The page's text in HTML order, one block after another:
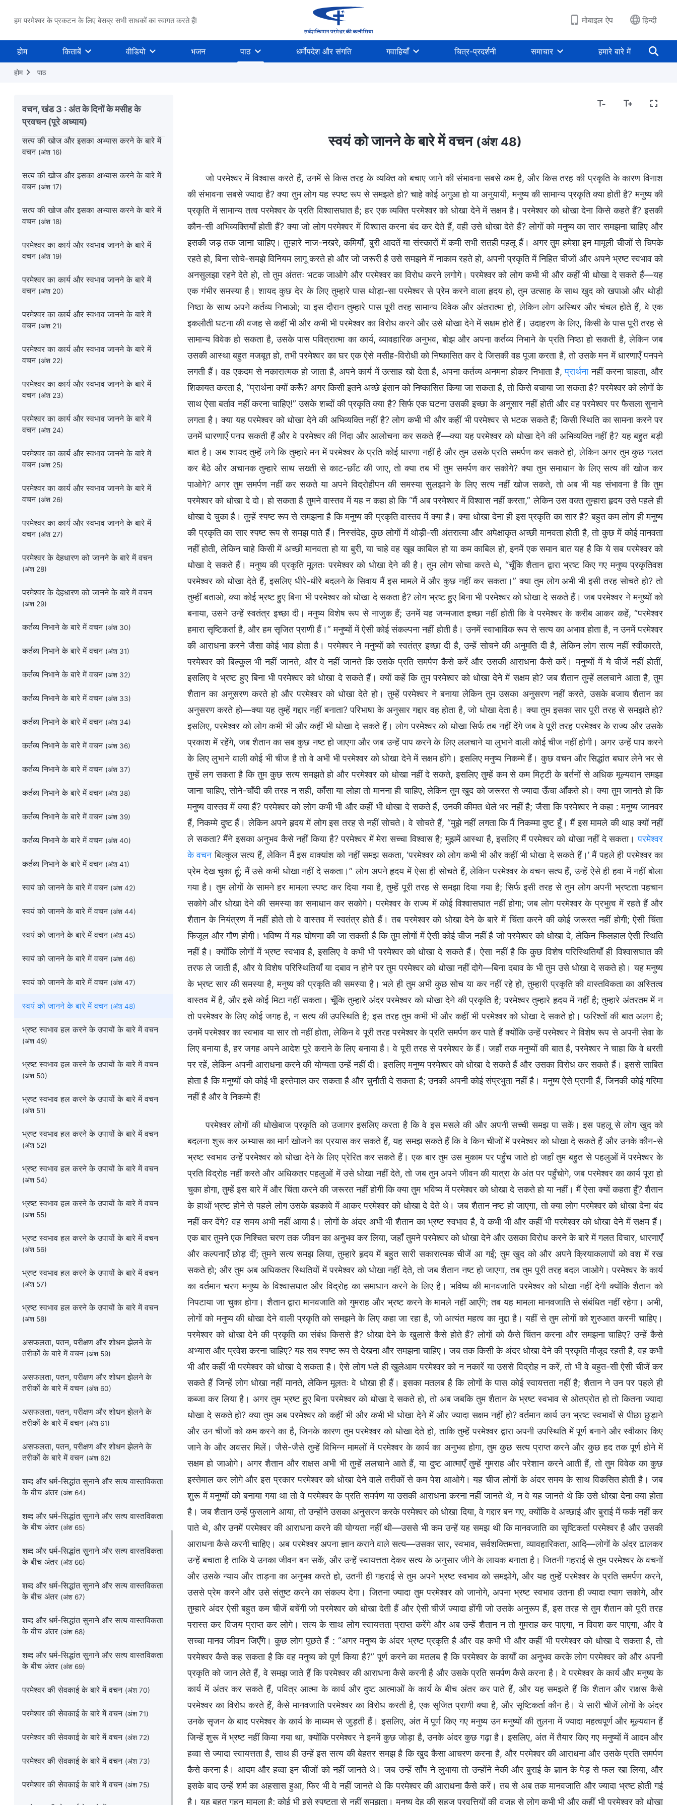
हम परमेश्वर के प्रकटन के लिए बेसब्र सभी साधकों का स्वागत करते हैं! मोबाइल ऐप हिन्दी
होम किताबें वीडियो भजन पाठ धर्मोपदेश और संगति गवाहियाँ चित्र-प्रदर्शनी समाचार हमारे बारे में
होम पाठ
वचन, खंड 3 : अंत के दिनों के मसीह के
प्रवचन (पूरे अध्याय)
वचन
(अंश 13)
सत्य की खोज और इसका अभ्यास करने के बारे में
सत्य की खोज और इसका अभ्यास करने के बारे में
वचन(अंश 15)
सत्य की खोज और इसका अभ्यास करने के बारे में
वचन (अंश 16)
सत्य की खोज और इसका अभ्यास करने के बारे में
वचन (अंश 17)
सत्य की खोज और इसका अभ्यास करने के बारे में
वचन (अंश 18)
परमेश्वर का कार्य और स्वभाव जानने के बारे में
वचन (अंश 19)
परमेश्वर का कार्य और स्वभाव जानने के बारे में
वचन (अंश 20)
परमेश्वर का कार्य और स्वभाव जानने के बारे में
वचन (अंश 21)
परमेश्वर का कार्य और स्वभाव जानने के बारे में
वचन (अंश 22)
परमेश्वर का कार्य और स्वभाव जानने के बारे में
वचन (अंश 23)
परमेश्वर का कार्य और स्वभाव जानने के बारे में
वचन (अंश 24)
परमेश्वर का कार्य और स्वभाव जानने के बारे में
वचन (अंश 25)
परमेश्वर का कार्य और स्वभाव जानने के बारे में
वचन (अंश 26)
परमेश्वर का कार्य और स्वभाव जानने के बारे में
वचन (अंश 27)
परमेश्वर के देहधारण को जानने के बारे में वचन
(अंश 28)
परमेश्वर के देहधारण को जानने के बारे में वचन
(अंश 29)
कर्तव्य निभाने के बारे में वचन (अंश 30)
कर्तव्य निभाने के बारे में वचन (अंश 31)
कर्तव्य निभाने के बारे में वचन (अंश 32)
कर्तव्य निभाने के बारे में वचन (अंश 33)
कर्तव्य निभाने के बारे में वचन (अंश 34)
कर्तव्य निभाने के बारे में वचन (अंश 36)
कर्तव्य निभाने के बारे में वचन (अंश 37)
कर्तव्य निभाने के बारे में वचन (अंश 38)
कर्तव्य निभाने के बारे में वचन (अंश 39)
कर्तव्य निभाने के बारे में वचन (अंश 40)
कर्तव्य निभाने के बारे में वचन (अंश 41)
स्वयं को जानने के बारे में वचन (अंश 42)
स्वयं को जानने के बारे में वचन (अंश 44)
स्वयं को जानने के बारे में वचन (अंश 45)
स्वयं को जानने के बारे में वचन (अंश 46)
स्वयं को जानने के बारे में वचन (अंश 47)
स्वयं को जानने के बारे में वचन (अंश 48)
भ्रष्ट स्वभाव हल करने के उपायों के बारे में वचन
(अंश 49)
भ्रष्ट स्वभाव हल करने के उपायों के बारे में वचन
(अंश 50)
भ्रष्ट स्वभाव हल करने के उपायों के बारे में वचन
(अंश 51)
भ्रष्ट स्वभाव हल करने के उपायों के बारे में वचन
(अंश 52)
भ्रष्ट स्वभाव हल करने के उपायों के बारे में वचन
(अंश 54)
भ्रष्ट स्वभाव हल करने के उपायों के बारे में वचन
(अंश 55)
भ्रष्ट स्वभाव हल करने के उपायों के बारे में वचन
(अंश 56)
भ्रष्ट स्वभाव हल करने के उपायों के बारे में वचन
(अंश 57)
भ्रष्ट स्वभाव हल करने के उपायों के बारे में वचन
(अंश 58)
असफलता, पतन, परीक्षण और शोधन झेलने के
तरीकों के बारे में वचन (अंश 59)
असफलता, पतन, परीक्षण और शोधन झेलने के
तरीकों के बारे में वचन (अंश 60)
असफलता, पतन, परीक्षण और शोधन झेलने के
तरीकों के बारे में वचन (अंश 61)
असफलता, पतन, परीक्षण और शोधन झेलने के
तरीकों के बारे में वचन (अंश 62)
शब्द और धर्म-सिद्धांत सुनाने और सत्य वास्तविकता
के बीच अंतर (अंश 64)
शब्द और धर्म-सिद्धांत सुनाने और सत्य वास्तविकता
के बीच अंतर (अंश 65)
शब्द और धर्म-सिद्धांत सुनाने और सत्य वास्तविकता
के बीच अंतर (अंश 66)
शब्द और धर्म-सिद्धांत सुनाने और सत्य वास्तविकता
के बीच अंतर (अंश 67)
शब्द और धर्म-सिद्धांत सुनाने और सत्य वास्तविकता
के बीच अंतर (अंश 68)
शब्द और धर्म-सिद्धांत सुनाने और सत्य वास्तविकता
के बीच अंतर (अंश 69)
परमेश्वर की सेवकाई के बारे में वचन (अंश 70)
परमेश्वर की सेवकाई के बारे में वचन (अंश 71)
परमेश्वर की सेवकाई के बारे में वचन (अंश 72)
परमेश्वर की सेवकाई के बारे में वचन (अंश 73)
परमेश्वर की सेवकाई के बारे में वचन (अंश 75)
स्वयं को जानने के बारे में वचन (अंश 48)
जो परमेश्वर में विश्वास करते हैं, उनमें से किस तरह के व्यक्ति को बचाए जाने की संभावना सबसे कम है, और किस तरह की प्रकृति के कारण विनाश
की संभावना सबसे ज्यादा है? क्या तुम लोग यह स्पष्ट रूप से समझते हो? चाहे कोई अगुआ हो या अनुयायी, मनुष्य की सामान्य प्रकृति क्या होती है? मनुष्य की
प्रकृति में सामान्य तत्व परमेश्वर के प्रति विश्वासघात है; हर एक व्यक्ति परमेश्वर को धोखा देने में सक्षम है। परमेश्वर को धोखा देना किसे कहते हैं? इसकी
कौन-सी अभिव्यक्तियाँ होती हैं? क्या जो लोग परमेश्वर में विश्वास करना बंद कर देते हैं, वही उसे धोखा देते हैं? लोगों को मनुष्य का सार समझना चाहिए और
इसकी जड़ तक जाना चाहिए। तुम्हारे नाज-नखरे, कमियाँ, बुरी आदतें या संस्कारों में कमी सभी सतही पहलू हैं। अगर तुम हमेशा इन मामूली चीजों से चिपके
रहते हो, बिना सोचे-समझे विनियम लागू करते हो और जो जरूरी है उसे समझने में नाकाम रहते हो, अपनी प्रकृति में निहित चीजों और अपने भ्रष्ट स्वभाव को
अनसुलझा रहने देते हो, तो तुम अंततः भटक जाओगे और परमेश्वर का विरोध करने लगोगे। परमेश्वर को लोग कभी भी और कहीं भी धोखा दे सकते हैं—यह
एक गंभीर समस्या है। शायद कुछ देर के लिए तुम्हारे पास थोड़ा-सा परमेश्वर से प्रेम करने वाला हृदय हो, तुम उत्साह के साथ खुद को खपाओ और थोड़ी
निष्ठा के साथ अपने कर्तव्य निभाओ; या इस दौरान तुम्हारे पास पूरी तरह सामान्य विवेक और अंतरात्मा हो, लेकिन लोग अस्थिर और चंचल होते हैं, वे एक
इकलौती घटना की वजह से कहीं भी और कभी भी परमेश्वर का विरोध करने और उसे धोखा देने में सक्षम होते हैं। उदाहरण के लिए, किसी के पास पूरी तरह से
सामान्य विवेक हो सकता है, उसके पास पवित्रात्मा का कार्य, व्यावहारिक अनुभव, बोझ और अपना कर्तव्य निभाने के प्रति निष्ठा हो सकती है, लेकिन जब
उसकी आस्था बहुत मजबूत हो, तभी परमेश्वर का घर एक ऐसे मसीह-विरोधी को निष्कासित कर दे जिसकी वह पूजा करता है, तो उसके मन में धारणाएँ पनपने
लगती हैं। वह एकदम से नकारात्मक हो जाता है, अपने कार्य में उत्साह खो देता है, अपना कर्तव्य अनमना होकर निभाता है,प्रार्थनानहीं करना चाहता, और
शिकायत करता है, “प्रार्थना क्यों करूँ? अगर किसी इतने अच्छे इंसान को निष्कासित किया जा सकता है, तो किसे बचाया जा सकता है? परमेश्वर को लोगों के
साथ ऐसा बर्ताव नहीं करना चाहिए!” उसके शब्दों की प्रकृति क्या है? सिर्फ एक घटना उसकी इच्छा के अनुसार नहीं होती और वह परमेश्वर पर फैसला सुनाने
लगता है। क्या यह परमेश्वर को धोखा देने की अभिव्यक्ति नहीं है? लोग कभी भी और कहीं भी परमेश्वर से भटक सकते हैं; किसी स्थिति का सामना करने पर
उनमें धारणाएँ पनप सकती हैं और वे परमेश्वर की निंदा और आलोचना कर सकते हैं—क्या यह परमेश्वर को धोखा देने की अभिव्यक्ति नहीं है? यह बहुत बड़ी
बात है। अब शायद तुम्हें लगे कि तुम्हारे मन में परमेश्वर के प्रति कोई धारणा नहीं है और तुम उसके प्रति समर्पण कर सकते हो, लेकिन अगर तुम कुछ गलत
कर बैठे और अचानक तुम्हारे साथ सख्ती से काट-छाँट की जाए, तो क्या तब भी तुम समर्पण कर सकोगे? क्या तुम समाधान के लिए सत्य की खोज कर
पाओगे? अगर तुम समर्पण नहीं कर सकते या अपने विद्रोहीपन की समस्या सुलझाने के लिए सत्य नहीं खोज सकते, तो अब भी यह संभावना है कि तुम
परमेश्वर को धोखा दे दो। हो सकता है तुमने वास्तव में यह न कहा हो कि “मैं अब परमेश्वर में विश्वास नहीं करता,” लेकिन उस वक्त तुम्हारा हृदय उसे पहले ही
धोखा दे चुका है। तुम्हें स्पष्ट रूप से समझना है कि मनुष्य की प्रकृति वास्तव में क्या है। क्या धोखा देना ही इस प्रकृति का सार है? बहुत कम लोग ही मनुष्य
की प्रकृति का सार स्पष्ट रूप से समझ पाते हैं। निस्संदेह, कुछ लोगों में थोड़ी-सी अंतरात्मा और अपेक्षाकृत अच्छी मानवता होती है, तो कुछ में कोई मानवता
नहीं होती, लेकिन चाहे किसी में अच्छी मानवता हो या बुरी, या चाहे वह खूब काबिल हो या कम काबिल हो, इनमें एक समान बात यह है कि ये सब परमेश्वर को
धोखा दे सकते हैं। मनुष्य की प्रकृति मूलतः परमेश्वर को धोखा देने की है। तुम लोग सोचा करते थे, “चूँकि शैतान द्वारा भ्रष्ट किए गए मनुष्य प्रकृतिवश
परमेश्वर को धोखा देते हैं, इसलिए धीरे-धीरे बदलने के सिवाय मैं इस मामले में और कुछ नहीं कर सकता।” क्या तुम लोग अभी भी इसी तरह सोचते हो? तो
तुम्हीं बताओ, क्या कोई भ्रष्ट हुए बिना भी परमेश्वर को धोखा दे सकता है? लोग भ्रष्ट हुए बिना भी परमेश्वर को धोखा दे सकते हैं। जब परमेश्वर ने मनुष्यों को
बनाया, उसने उन्हें स्वतंत्र इच्छा दी। मनुष्य विशेष रूप से नाजुक हैं; उनमें यह जन्मजात इच्छा नहीं होती कि वे परमेश्वर के करीब आकर कहें, “परमेश्वर
हमारा सृष्टिकर्ता है, और हम सृजित प्राणी हैं।” मनुष्यों में ऐसी कोई संकल्पना नहीं होती है। उनमें स्वाभाविक रूप से सत्य का अभाव होता है, न उनमें परमेश्वर
की आराधना करने जैसा कोई भाव होता है। परमेश्वर ने मनुष्यों को स्वतंत्र इच्छा दी है, उन्हें सोचने की अनुमति दी है, लेकिन लोग सत्य नहीं स्वीकारते,
परमेश्वर को बिल्कुल भी नहीं जानते, और वे नहीं जानते कि उसके प्रति समर्पण कैसे करें और उसकी आराधना कैसे करें। मनुष्यों में ये चीजें नहीं होतीं,
इसलिए वे भ्रष्ट हुए बिना भी परमेश्वर को धोखा दे सकते हैं। क्यों कहें कि तुम परमेश्वर को धोखा देने में सक्षम हो? जब शैतान तुम्हें ललचाने आता है, तुम
शैतान का अनुसरण करते हो और परमेश्वर को धोखा देते हो। तुम्हें परमेश्वर ने बनाया लेकिन तुम उसका अनुसरण नहीं करते, उसके बजाय शैतान का
अनुसरण करते हो—क्या यह तुम्हें गद्दार नहीं बनाता? परिभाषा के अनुसार गद्दार वह होता है, जो धोखा देता है। क्या तुम इसका सार पूरी तरह से समझते हो?
इसलिए, परमेश्वर को लोग कभी भी और कहीं भी धोखा दे सकते हैं। लोग परमेश्वर को धोखा सिर्फ तब नहीं देंगे जब वे पूरी तरह परमेश्वर के राज्य और उसके
प्रकाश में रहेंगे, जब शैतान का सब कुछ नष्ट हो जाएगा और जब उन्हें पाप करने के लिए ललचाने या लुभाने वाली कोई चीज नहीं होगी। अगर उन्हें पाप करने
के लिए लुभाने वाली कोई भी चीज है तो वे अभी भी परमेश्वर को धोखा देने में सक्षम होंगे। इसलिए मनुष्य निकम्मे हैं। कुछ वचन और सिद्धांत बघार लेने भर से
तुम्हें लग सकता है कि तुम कुछ सत्य समझते हो और परमेश्वर को धोखा नहीं दे सकते, इसलिए तुम्हें कम से कम मिट्टी के बर्तनों से अधिक मूल्यवान समझा
जाना चाहिए, सोने-चाँदी की तरह न सही, काँसा या लोहा तो मानना ही चाहिए, लेकिन तुम खुद को जरूरत से ज्यादा ऊँचा आँकते हो। क्या तुम जानते हो कि
मनुष्य वास्तव में क्या हैं? परमेश्वर को लोग कभी भी और कहीं भी धोखा दे सकते हैं, उनकी कीमत धेले भर नहीं है; जैसा कि परमेश्वर ने कहा : मनुष्य जानवर
हैं, निकम्मे दुष्ट हैं। लेकिन अपने हृदय में लोग इस तरह से नहीं सोचते। वे सोचते हैं, “मुझे नहीं लगता कि मैं निकम्मा दुष्ट हूँ। मैं इस मामले की थाह क्यों नहीं
ले सकता? मैंने इसका अनुभव कैसे नहीं किया है? परमेश्वर में मेरा सच्चा विश्वास है; मुझमें आस्था है, इसलिए मैं परमेश्वर को धोखा नहीं दे सकता।परमेश्वर
के वचनबिल्कुल सत्य हैं, लेकिन मैं इस वाक्यांश को नहीं समझ सकता, ‘परमेश्वर को लोग कभी भी और कहीं भी धोखा दे सकते हैं।’ मैं पहले ही परमेश्वर का
प्रेम देख चुका हूँ; मैं उसे कभी धोखा नहीं दे सकता।” लोग अपने हृदय में ऐसा ही सोचते हैं, लेकिन परमेश्वर के वचन सत्य हैं, उन्हें ऐसे ही हवा में नहीं बोला
गया है। तुम लोगों के सामने हर मामला स्पष्ट कर दिया गया है, तुम्हें पूरी तरह से समझा दिया गया है; सिर्फ इसी तरह से तुम लोग अपनी भ्रष्टता पहचान
सकोगे और धोखा देने की समस्या का समाधान कर सकोगे। परमेश्वर के राज्य में कोई विश्वासघात नहीं होगा; जब लोग परमेश्वर के प्रभुत्व में रहते हैं और
शैतान के नियंत्रण में नहीं होते तो वे वास्तव में स्वतंत्र होते हैं। तब परमेश्वर को धोखा देने के बारे में चिंता करने की कोई जरूरत नहीं होगी; ऐसी चिंता
फिजूल और गौण होगी। भविष्य में यह घोषणा की जा सकती है कि तुम लोगों में ऐसी कोई चीज नहीं है जो परमेश्वर को धोखा दे, लेकिन फिलहाल ऐसी स्थिति
नहीं है। क्योंकि लोगों में भ्रष्ट स्वभाव है, इसलिए वे कभी भी परमेश्वर को धोखा दे सकते हैं। ऐसा नहीं है कि कुछ विशेष परिस्थितियाँ ही विश्वासघात की
तरफ ले जाती हैं, और ये विशेष परिस्थितियाँ या दबाव न होने पर तुम परमेश्वर को धोखा नहीं दोगे—बिना दबाव के भी तुम उसे धोखा दे सकते हो। यह मनुष्य
के भ्रष्ट सार की समस्या है, मनुष्य की प्रकृति की समस्या है। भले ही तुम अभी कुछ सोच या कर नहीं रहे हो, तुम्हारी प्रकृति की वास्तविकता का अस्तित्व
वास्तव में है, और इसे कोई मिटा नहीं सकता। चूँकि तुम्हारे अंदर परमेश्वर को धोखा देने की प्रकृति है; परमेश्वर तुम्हारे हृदय में नहीं है; तुम्हारे अंतरतम में न
तो परमेश्वर के लिए कोई जगह है, न सत्य की उपस्थिति है; इस तरह तुम कभी भी और कहीं भी परमेश्वर को धोखा दे सकते हो। फरिश्तों की बात अलग है;
उनमें परमेश्वर का स्वभाव या सार तो नहीं होता, लेकिन वे पूरी तरह परमेश्वर के प्रति समर्पण कर पाते हैं क्योंकि उन्हें परमेश्वर ने विशेष रूप से अपनी सेवा के
लिए बनाया है, हर जगह अपने आदेश पूरे कराने के लिए बनाया है। वे पूरी तरह से परमेश्वर के हैं। जहाँ तक मनुष्यों की बात है, परमेश्वर ने चाहा कि वे धरती
पर रहें, लेकिन अपनी आराधना करने की योग्यता उन्हें नहीं दी। इसलिए मनुष्य परमेश्वर को धोखा दे सकते हैं और उसका विरोध कर सकते हैं। इससे साबित
होता है कि मनुष्यों को कोई भी इस्तेमाल कर सकता है और चुनौती दे सकता है; उनकी अपनी कोई संप्रभुता नहीं है। मनुष्य ऐसे प्राणी हैं, जिनकी कोई गरिमा
नहीं है और वे निकम्मे हैं!
परमेश्वर लोगों की धोखेबाज प्रकृति को उजागर इसलिए करता है कि वे इस मसले की और अपनी सच्ची समझ पा सकें। इस पहलू से लोग खुद को
बदलना शुरू कर अभ्यास का मार्ग खोजने का प्रयास कर सकते हैं, यह समझ सकते हैं कि वे किन चीजों में परमेश्वर को धोखा दे सकते हैं और उनके कौन-से
भ्रष्ट स्वभाव उन्हें परमेश्वर को धोखा देने के लिए प्रेरित कर सकते हैं। एक बार तुम उस मुकाम पर पहुँच जाते हो जहाँ तुम बहुत से पहलुओं में परमेश्वर के
प्रति विद्रोह नहीं करते और अधिकतर पहलुओं में उसे धोखा नहीं देते, तो जब तुम अपने जीवन की यात्रा के अंत पर पहुँचोगे, जब परमेश्वर का कार्य पूरा हो
चुका होगा, तुम्हें इस बारे में और चिंता करने की जरूरत नहीं होगी कि क्या तुम भविष्य में परमेश्वर को धोखा दे सकते हो या नहीं। मैं ऐसा क्यों कहता हूँ? शैतान
के हाथों भ्रष्ट होने से पहले लोग उसके बहकावे में आकर परमेश्वर को धोखा दे देते थे। जब शैतान नष्ट हो जाएगा, तो क्या लोग परमेश्वर को धोखा देना बंद
नहीं कर देंगे? वह समय अभी नहीं आया है। लोगों के अंदर अभी भी शैतान का भ्रष्ट स्वभाव है, वे कभी भी और कहीं भी परमेश्वर को धोखा देने में सक्षम हैं।
एक बार तुमने एक निश्चित चरण तक जीवन का अनुभव कर लिया, जहाँ तुमने परमेश्वर को धोखा देने और उसका विरोध करने के बारे में गलत विचार, धारणाएँ
और कल्पनाएँ छोड़ दीं; तुमने सत्य समझ लिया, तुम्हारे हृदय में बहुत सारी सकारात्मक चीजें आ गईं; तुम खुद को और अपने क्रियाकलापों को वश में रख
सकते हो; और तुम अब अधिकतर स्थितियों में परमेश्वर को धोखा नहीं देते, तो जब शैतान नष्ट हो जाएगा, तब तुम पूरी तरह बदल जाओगे। परमेश्वर के कार्य
का वर्तमान चरण मनुष्य के विश्वासघात और विद्रोह का समाधान करने के लिए है। भविष्य की मानवजाति परमेश्वर को धोखा नहीं देगी क्योंकि शैतान को
निपटाया जा चुका होगा। शैतान द्वारा मानवजाति को गुमराह और भ्रष्ट करने के मामले नहीं आएँगे; तब यह मामला मानवजाति से संबंधित नहीं रहेगा। अभी,
लोगों को मनुष्य की धोखा देने वाली प्रकृति को समझने के लिए कहा जा रहा है, जो अत्यंत महत्व का मुद्दा है। यहीं से तुम लोगों को शुरुआत करनी चाहिए।
परमेश्वर को धोखा देने की प्रकृति का संबंध किससे है? धोखा देने के खुलासे कैसे होते हैं? लोगों को कैसे चिंतन करना और समझना चाहिए? उन्हें कैसे
अभ्यास और प्रवेश करना चाहिए? यह सब स्पष्ट रूप से देखना और समझना चाहिए। जब तक किसी के अंदर धोखा देने की प्रकृति मौजूद रहती है, वह कभी
भी और कहीं भी परमेश्वर को धोखा दे सकता है। ऐसे लोग भले ही खुलेआम परमेश्वर को न नकारें या उससे विद्रोह न करें, तो भी वे बहुत-सी ऐसी चीजें कर
सकते हैं जिन्हें लोग धोखा नहीं मानते, लेकिन मूलतः वे धोखा ही हैं। इसका मतलब है कि लोगों के पास कोई स्वायत्तता नहीं है; शैतान ने उन पर पहले ही
कब्जा कर लिया है। अगर तुम भ्रष्ट हुए बिना परमेश्वर को धोखा दे सकते हो, तो अब जबकि तुम शैतान के भ्रष्ट स्वभाव से ओतप्रोत हो तो कितना ज्यादा
धोखा दे सकते हो? क्या तुम अब परमेश्वर को कहीं भी और कभी भी धोखा देने में और ज्यादा सक्षम नहीं हो? वर्तमान कार्य उन भ्रष्ट स्वभावों से पीछा छुड़ाने
और उन चीजों को कम करने का है, जिनके कारण तुम परमेश्वर को धोखा देते हो, ताकि तुम्हें परमेश्वर द्वारा अपनी उपस्थिति में पूर्ण बनाने और स्वीकार किए
जाने के और अवसर मिलें। जैसे-जैसे तुम्हें विभिन्न मामलों में परमेश्वर के कार्य का अनुभव होगा, तुम कुछ सत्य प्राप्त करने और कुछ हद तक पूर्ण होने में
सक्षम हो जाओगे। अगर शैतान और राक्षस अभी भी तुम्हें ललचाने आते हैं, या दुष्ट आत्माएँ तुम्हें गुमराह और परेशान करने आती हैं, तो तुम विवेक का कुछ
इस्तेमाल कर लोगे और इस प्रकार परमेश्वर को धोखा देने वाले तरीकों से कम पेश आओगे। यह चीज लोगों के अंदर समय के साथ विकसित होती है। जब
शुरू में मनुष्यों को बनाया गया था तो वे परमेश्वर के प्रति समर्पण या उसकी आराधना करना नहीं जानते थे, न वे यह जानते थे कि उसे धोखा देना क्या होता
है। जब शैतान उन्हें फुसलाने आया, तो उन्होंने उसका अनुसरण करके परमेश्वर को धोखा दिया, वे गद्दार बन गए, क्योंकि वे अच्छाई और बुराई में फर्क नहीं कर
पाते थे, और उनमें परमेश्वर की आराधना करने की योग्यता नहीं थी—उससे भी कम उन्हें यह समझ थी कि मानवजाति का सृष्टिकर्ता परमेश्वर है और उसकी
आराधना कैसे करनी चाहिए। अब परमेश्वर अपना ज्ञान कराने वाले सत्य—उसका सार, स्वभाव, सर्वशक्तिमत्ता, व्यावहारिकता, आदि—लोगों के अंदर ढालकर
उन्हें बचाता है ताकि ये उनका जीवन बन सकें, और उन्हें स्वायत्तता देकर सत्य के अनुसार जीने के लायक बनाता है। जितनी गहराई से तुम परमेश्वर के वचनों
और उसके न्याय और ताड़ना का अनुभव करते हो, उतनी ही गहराई से तुम अपने भ्रष्ट स्वभाव को समझोगे, और यह तुम्हें परमेश्वर के प्रति समर्पण करने,
उससे प्रेम करने और उसे संतुष्ट करने का संकल्प देगा। जितना ज्यादा तुम परमेश्वर को जानोगे, अपना भ्रष्ट स्वभाव उतना ही ज्यादा त्याग सकोगे, और
तुम्हारे अंदर ऐसी बहुत कम चीजें बचेंगी जो परमेश्वर को धोखा देती हैं और ऐसी चीजें ज्यादा होंगी जो उसके अनुरूप हैं, इस तरह से तुम शैतान को पूरी तरह
परास्त कर विजय प्राप्त कर लोगे। सत्य के साथ लोग स्वायत्तता प्राप्त करेंगे और अब उन्हें शैतान न तो गुमराह कर पाएगा, न विवश कर पाएगा, और वे
सच्चा मानव जीवन जिएँगे। कुछ लोग पूछते हैं : “अगर मनुष्य के अंदर भ्रष्ट प्रकृति है और वह कभी भी और कहीं भी परमेश्वर को धोखा दे सकता है, तो
परमेश्वर कैसे कह सकता है कि वह मनुष्य को पूर्ण किया है?” पूर्ण करने का मतलब है कि परमेश्वर के कार्यों का अनुभव करके लोग परमेश्वर को और अपनी
प्रकृति को जान लेते हैं, वे समझ जाते हैं कि परमेश्वर की आराधना कैसे करनी है और उसके प्रति समर्पण कैसे करना है। वे परमेश्वर के कार्य और मनुष्य के
कार्य में अंतर कर सकते हैं, पवित्र आत्मा के कार्य और दुष्ट आत्माओं के कार्य के बीच अंतर कर पाते हैं, और यह समझते हैं कि शैतान और राक्षस कैसे
परमेश्वर का विरोध करते हैं, कैसे मानवजाति परमेश्वर का विरोध करती है, एक सृजित प्राणी क्या है, और सृष्टिकर्ता कौन है। ये सारी चीजें लोगों के अंदर
उनके सृजन के बाद परमेश्वर के कार्य के माध्यम से जुड़ती हैं। इसलिए, अंत में पूर्ण किए गए मनुष्य उन मनुष्यों की तुलना में ज्यादा महत्वपूर्ण और मूल्यवान हैं
जिन्हें शुरू में भ्रष्ट नहीं किया गया था, क्योंकि परमेश्वर ने इनमें कुछ जोड़ा है, उनके अंदर कुछ गढ़ा है। इसलिए, अंत में तैयार किए गए मनुष्यों में आदम और
हव्वा से ज्यादा स्वायत्तता है, साथ ही उन्हें इस सत्य की बेहतर समझ है कि खुद कैसा आचरण करना है, और परमेश्वर की आराधना और उसके प्रति समर्पण
कैसे करना है। आदम और हव्वा इन चीजों को नहीं जानते थे। जब उन्हें साँप ने लुभाया तो उन्होंने नेकी और बुराई के ज्ञान के पेड़ से फल खा लिया, और
इसके बाद उन्हें शर्म का अहसास हुआ, फिर भी वे नहीं जानते थे कि परमेश्वर की आराधना कैसे करें। तब से अब तक मानवजाति और ज्यादा भ्रष्ट होती गई
है। यह बहुत गहन मामला है; कोई भी इसे स्पष्टता से नहीं समझता। मनुष्य देह की सहज प्रवृत्तियों की वजह से लोग कभी भी और कहीं भी परमेश्वर को धोखा